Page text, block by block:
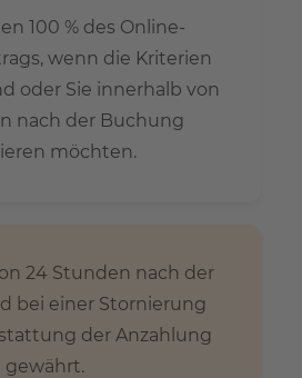
100 % des Online-
wenn die Kriterien
oder Sie innerhalb von
nach der Buchung
möchten.
24 Stunden nach der
bei einer Stornierung
der Anzahlung
gewährt.